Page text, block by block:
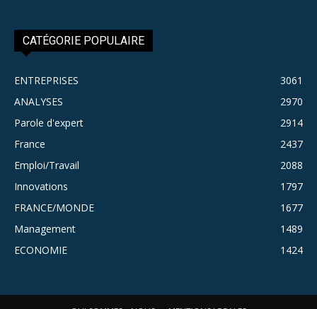
CATÉGORIE POPULAIRE
ENTREPRISES
3061
ANALYSES
2970
Parole d'expert
2914
France
2437
Emploi/Travail
2088
Innovations
1797
FRANCE/MONDE
1677
Management
1489
ECONOMIE
1424